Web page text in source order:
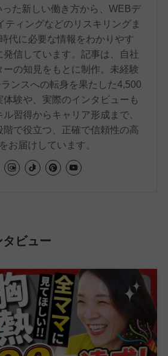
た新しい働き方から、WEBデ
ティングなどのリスキリングま
代に必要な情報をわかりやす
発信しています。記事は、自社
ーの知見をもとに制作。未経験
ンスへの転身を果たした4,500
験や、実際のインタビューも
習得からキャリア形成まで、
階で役立つ、正確で信頼性の高
お届けしています。
ビュー